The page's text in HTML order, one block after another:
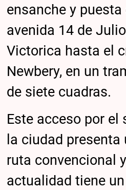
ensanche y puesta
avenida 14 de
Victorica hasta el
Newbery, en un
de siete cuadras.
Este acceso por el
la ciudad
ruta convencional
actualidad tiene